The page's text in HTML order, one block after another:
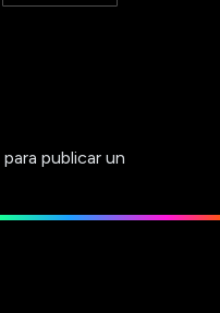
para publicar un